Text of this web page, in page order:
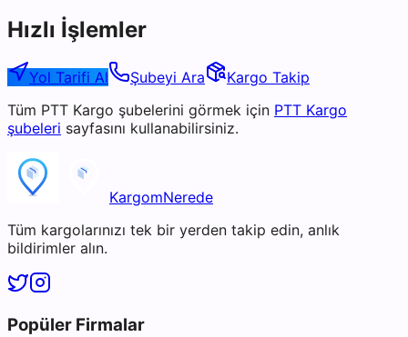
Hızlı İşlemler
Yol Tarifi Al Şubeyi Ara
Kargo Takip
Tüm PTT Kargo şubelerini görmek için PTT Kargo
şubeleri sayfasını kullanabilirsiniz.
KargomNerede
Tüm kargolarınızı tek bir yerden takip edin, anlık
bildirimler alın.
Popüler Firmalar